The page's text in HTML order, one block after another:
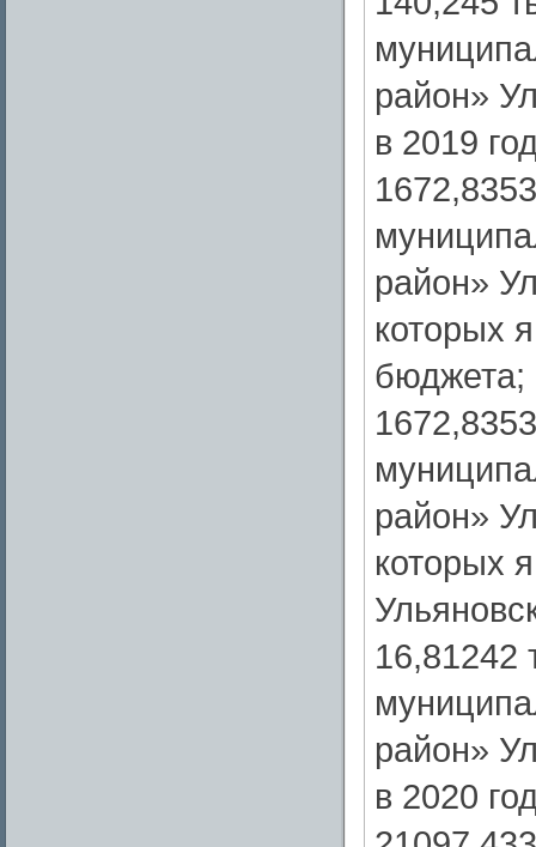
район»
в 2019
район»
которых
бюджета;
район»
которых
16,81242
район»
в 2020